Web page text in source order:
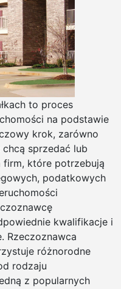
to proces
na podstawie
krok, zarówno
sprzedać lub
firm, które potrzebują
podatkowych
kwalifikacje i
Rzeczoznawca
różnorodne
rodzaju
z popularnych